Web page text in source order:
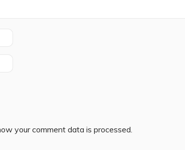
your comment data is processed.